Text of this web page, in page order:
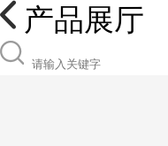
产品展厅